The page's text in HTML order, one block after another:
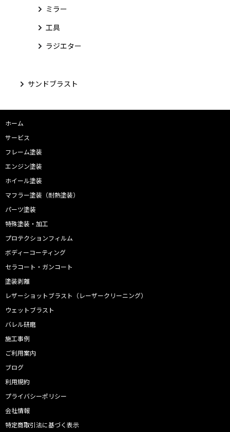
ミラー
工具
ラジエター
サンドブラスト
ホーム
サービス
フレーム塗装
エンジン塗装
ホイール塗装
マフラー塗装（耐熱塗装）
パーツ塗装
特殊塗装・加工
プロテクションフィルム
ボディーコーティング
セラコート・ガンコート
塗装剥離
レザーショットブラスト（レーザークリーニング）
ウェットブラスト
バレル研磨
施工事例
ご利用案内
ブログ
利用規約
プライバシーポリシー
会社情報
特定商取引法に基づく表示